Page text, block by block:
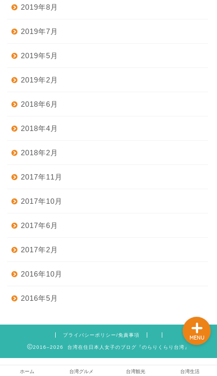
2019年8月
2019年7月
2019年5月
2019年2月
2018年6月
2018年4月
2018年2月
2017年11月
2017年10月
2017年6月
2017年2月
2016年10月
2016年5月
プライバシーポリシー/免責事項
2016–2026 台湾在住日本人女子のブログ『のらりくらり台湾』
ホーム 台湾グルメ 台湾観光 台湾生活
MENU